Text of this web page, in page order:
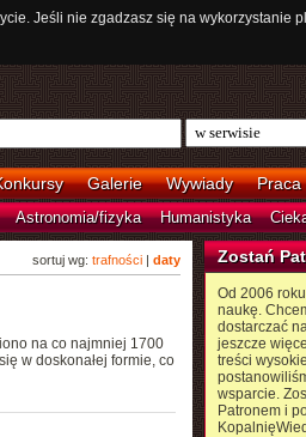
Jeśli nie zgadzasz się na
Galerie Wywiady Praca
Astronomia/fizyka Humanistyka
sortuj wg: trafności| daty
na co najmniej 1700
w doskonałej formie, co
Zostań
Od 2006
naukę.
dostarczać
jeszcze
treści
wsparcie.
Patronem i